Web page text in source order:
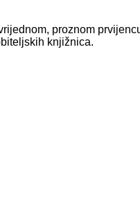
proznom
knjižnica.